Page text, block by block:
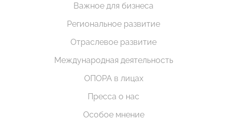
Важное для бизнеса
Региональное развитие
Отраслевое развитие
Международная деятельность
ОПОРА в лицах
Пресса о нас
Особое мнение